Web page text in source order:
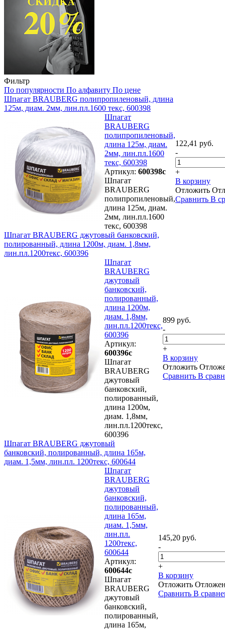
Фильтр
По популярности По алфавиту По цене
Шпагат BRAUBERG полипропиленовый, длина
125м, диам. 2мм, лин.пл.1600 текс, 600398
Шпагат
BRAUBERG
полипропиленовый,
длина 125м, диам.
2мм, лин.пл.1600
текс, 600398
Артикул: 600398с
Шпагат
BRAUBERG
полипропиленовый,
длина 125м, диам.
2мм, лин.пл.1600
текс, 600398
122,41 руб.
-
+
В корзину
Отложить
Сравнить В
Шпагат BRAUBERG джутовый банковский,
полированный, длина 1200м, диам. 1,8мм,
лин.пл.1200текс, 600396
Шпагат
BRAUBERG
джутовый
банковский,
полированный,
длина 1200м,
диам. 1,8мм,
лин.пл.1200текс,
600396
Артикул:
600396с
Шпагат
BRAUBERG
джутовый
банковский,
полированный,
длина 1200м,
диам. 1,8мм,
лин.пл.1200текс,
600396
899 руб.
-
+
В корзину
Отложить
Сравнить В
Шпагат BRAUBERG джутовый
банковский, полированный, длина 165м,
диам. 1,5мм, лин.пл. 1200текс, 600644
Шпагат
BRAUBERG
джутовый
банковский,
полированный,
длина 165м,
диам. 1,5мм,
лин.пл.
1200текс,
600644
Артикул:
600644с
Шпагат
BRAUBERG
джутовый
банковский,
полированный,
длина 165м,
145,20 руб.
-
+
В корзину
Отложить
Сравнить В